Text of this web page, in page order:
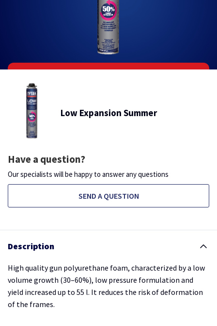
Low Expansion Summer
Have a question?
Our specialists will be happy to answer any questions
SEND A QUESTION
Description
High quality gun polyurethane foam, characterized by a low
volume growth (30–60%), low pressure formulation and
yield increased up to 55 l. It reduces the risk of deformation
of the frames.